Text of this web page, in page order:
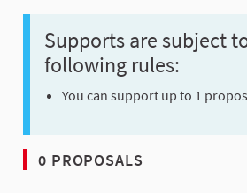
Supports are subject
following rules:
You can support up to 1
0 PROPOSALS